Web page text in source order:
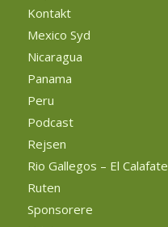
Kontakt
Mexico Syd
Nicaragua
Panama
Peru
Podcast
Rejsen
Rio Gallegos – El Calafate
Ruten
Sponsorere